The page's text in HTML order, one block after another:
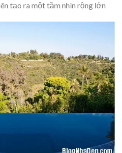
tạo ra một tầm nhìn rộng lớn